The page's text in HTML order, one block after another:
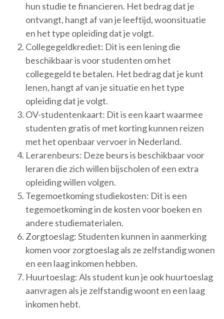
hun studie te financieren. Het bedrag dat je
ontvangt, hangt af van je leeftijd, woonsituatie
en het type opleiding dat je volgt.
Collegegeldkrediet: Dit is een lening die
beschikbaar is voor studenten om het
collegegeld te betalen. Het bedrag dat je kunt
lenen, hangt af van je situatie en het type
opleiding dat je volgt.
OV-studentenkaart: Dit is een kaart waarmee
studenten gratis of met korting kunnen reizen
met het openbaar vervoer in Nederland.
Lerarenbeurs: Deze beurs is beschikbaar voor
leraren die zich willen bijscholen of een extra
opleiding willen volgen.
Tegemoetkoming studiekosten: Dit is een
tegemoetkoming in de kosten voor boeken en
andere studiematerialen.
Zorgtoeslag: Studenten kunnen in aanmerking
komen voor zorgtoeslag als ze zelfstandig wonen
en een laag inkomen hebben.
Huurtoeslag: Als student kun je ook huurtoeslag
aanvragen als je zelfstandig woont en een laag
inkomen hebt.